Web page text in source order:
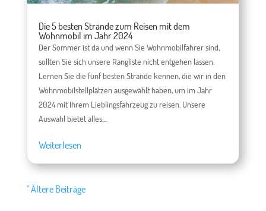
Die 5 besten Strände zum Reisen mit dem
Wohnmobil im Jahr 2024
Der Sommer ist da und wenn Sie Wohnmobilfahrer sind,
sollten Sie sich unsere Rangliste nicht entgehen lassen.
Lernen Sie die fünf besten Strände kennen, die wir in den
Wohnmobilstellplätzen ausgewählt haben, um im Jahr
2024 mit Ihrem Lieblingsfahrzeug zu reisen. Unsere
Auswahl bietet alles:...
Weiterlesen
" Ältere Beiträge